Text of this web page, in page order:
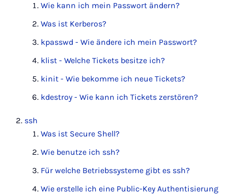
Wie kann ich mein Passwort ände­rn?
Was ist Kerberos?
kpasswd - Wie ändere ich mein Passwort?
klist - Welche Tickets besitze ich?
kinit - Wie bekomme ich neue Tickets?
kdestroy - Wie kann ich Tickets zerstören?
ssh
Was ist Secure Shell?
Wie benutze ich ssh?
Für welche Betriebssysteme gibt es ssh?
Wie erstelle ich eine Public-Key Authentisierung